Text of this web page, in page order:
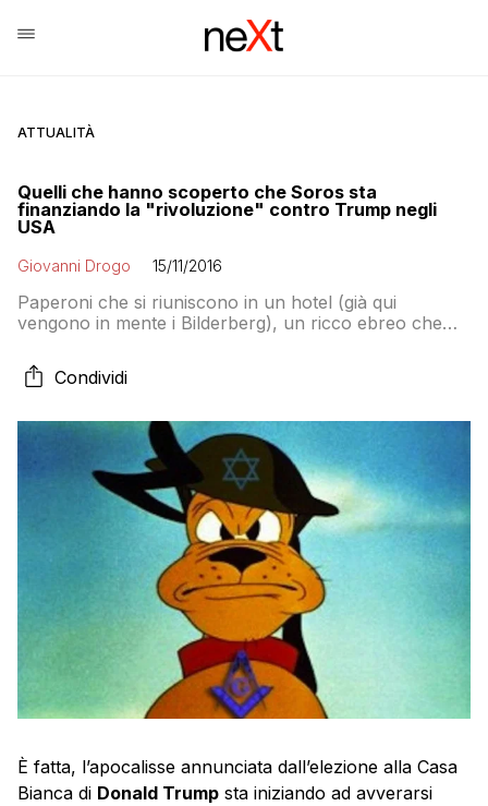
ATTUALITÀ
Quelli che hanno scoperto che Soros sta
finanziando la "rivoluzione" contro Trump negli
USA
Giovanni Drogo 15/11/2016
Paperoni che si riuniscono in un hotel (già qui
vengono in mente i Bilderberg), un ricco ebreo che
di dollari nella campagna della Clinton ed è subito l’ora
del nostro complotto demo pluto giudaico massonico
Condividi
È fatta, l’apocalisse annunciata dall’elezione alla Casa
Bianca di Donald Trump sta iniziando ad avverarsi